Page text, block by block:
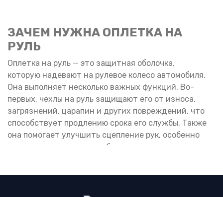
ЗАЧЕМ НУЖНА ОПЛЕТКА НА
РУЛЬ
Оплетка на руль — это защитная оболочка,
которую надевают на рулевое колесо автомобиля.
Она выполняет несколько важных функций. Во-
первых, чехлы на руль защищают его от износа,
загрязнений, царапин и других повреждений, что
способствует продлению срока его службы. Также
она помогает улучшить сцепление рук, особенно
если материал оплетки обладает
и комфорт во время вождения.